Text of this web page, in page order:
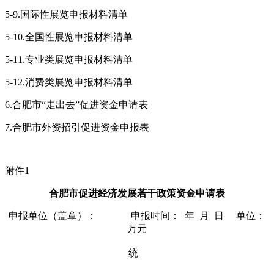
5-9.国际性展览申报材料清单
5-10.全国性展览申报材料清单
5-11.专业类展览申报材料清单
5-12.消费类展览申报材料清单
6.合肥市“走出去”促进资金申请表
7.合肥市外资招引促进资金申报表
附件1
合肥市促进经济发展若干政策资金申请表
申报单位（盖章）： 申报时间： 年 月 日 单位：
万元
统